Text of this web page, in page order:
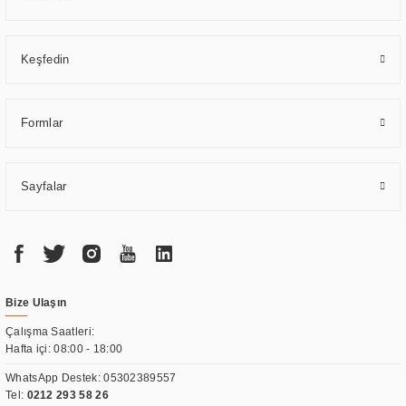
Keşfedin
Formlar
Sayfalar
Bize Ulaşın
Çalışma Saatleri:
Hafta içi: 08:00 - 18:00
WhatsApp Destek:05302389557
Tel: 0212 293 58 26